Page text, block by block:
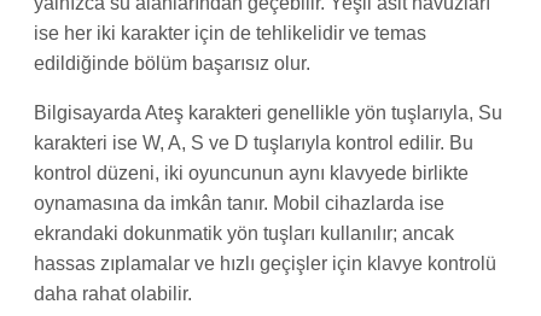
ise her iki karakter için de tehlikelidir ve temas
edildiğinde bölüm başarısız olur.
Bilgisayarda Ateş karakteri genellikle yön tuşlarıyla, Su
karakteri ise W, A, S ve D tuşlarıyla kontrol edilir. Bu
kontrol düzeni, iki oyuncunun aynı klavyede birlikte
oynamasına da imkân tanır. Mobil cihazlarda ise
ekrandaki dokunmatik yön tuşları kullanılır; ancak
hassas zıplamalar ve hızlı geçişler için klavye kontrolü
daha rahat olabilir.